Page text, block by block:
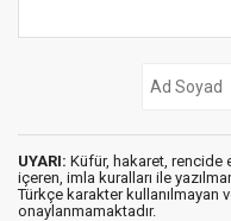
UYARI: Küfür, hakaret, rencide
içeren, imla kuralları ile
Türkçe karakter kullanılmayan
onaylanmamaktadır.